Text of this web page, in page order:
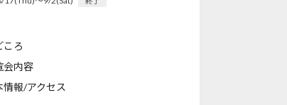
ろ
内容
報/アクセス